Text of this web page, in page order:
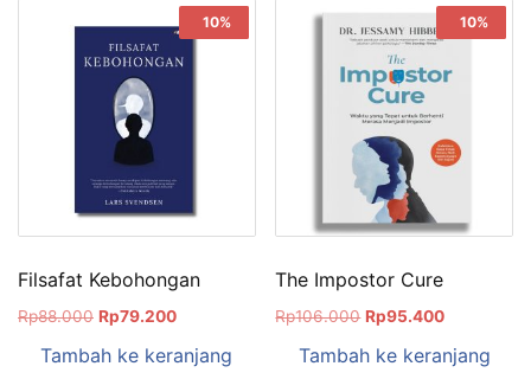
Sale!
10%
Filsafat Kebohongan
Rp88.000 Rp79.200
Tambah ke keranjang
Sale!
10%
The Impostor Cure
Rp106.000 Rp95.400
Tambah ke keranjang